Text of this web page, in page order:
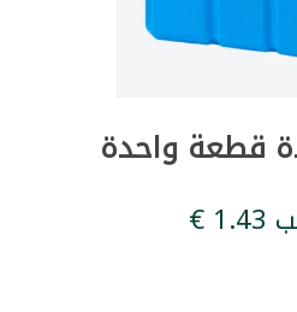
قطعة واحدة
€